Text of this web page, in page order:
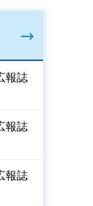
報誌
報誌
報誌